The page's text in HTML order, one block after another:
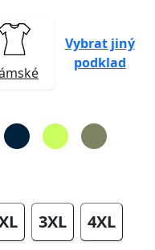
Vybrat jiný
podklad
3XL 4XL